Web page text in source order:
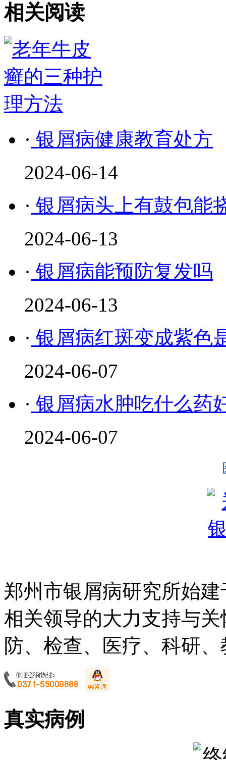
相关阅读
· 银屑病健康教育处方
2024-06-14
· 银屑病头上有鼓包能
2024-06-13
· 银屑病能预防复发吗
2024-06-13
· 银屑病红斑变成紫色
2024-06-07
· 银屑病水肿吃什么药
2024-06-07
郑州市银屑病研究所始
相关领导的大力支持与
防、检查、医疗、科研
真实病例